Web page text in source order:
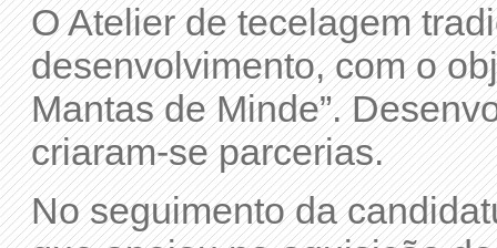
O Atelier de tecelagem
desenvolvimento, com o
Mantas de Minde”.
criaram-se parcerias.
No seguimento da